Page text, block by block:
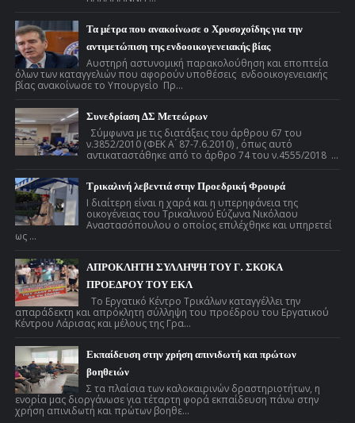
Τα μέτρα που ανακοίνωσε ο Χρυσοχοΐδης για την
αντιμετώπιση της ενδοοικογενειακής βίας
Αυστηρή αστυνομική παρακολούθηση και εποπτεία
όλων των καταγγελιών που αφορούν υποθέσεις ενδοοικογενειακής
βίας ανακοίνωσε το Υπουργείο Πρ...
Συνεδρίαση ΔΣ Μετεώρων
Σύμφωνα με τις διατάξεις του άρθρου 67 του
ν.3852/2010 (ΦΕΚ Α ́ 87-7.6.2010) , όπως αυτό
αντικαταστάθηκε από το άρθρο 74 του ν.4555/2018 ...
Τρικαλινή λεβεντιά στην Προεδρική Φρουρά
Ι διαίτερη είναι η χαρά και η υπερηφάνεια της
οικογένειας του Τρικαλινού Εύζωνα Νικόλαου
Αναστασόπουλου ο οποίος επιλέχθηκε και υπηρετεί
ως ...
ΑΠΡΟΚΛΗΤΗ ΣΥΛΛΗΨΗ ΤΟΥ Γ. ΣΚΟΚΑ
ΠΡΟΕΔΡΟΥ ΤΟΥ ΕΚΛ
Το Εργατικό Κέντρο Τρικάλων καταγγέλλει την
απαράδεκτη και απρόκλητη σύλληψη του προέδρου του Εργατικού
Κέντρου Λάρισας και μέλους της Γρα...
Εκπαίδευση στην χρήση απινιδωτή και πρώτων
βοηθειών
Σ τα πλαίσια των καλοκαιρινών δραστηριοτήτων, η
ενορία μας διοργάνωσε για τέταρτη φορά εκπαίδευση πάνω στην
χρήση απινιδωτή και πρώτων βοηθε...